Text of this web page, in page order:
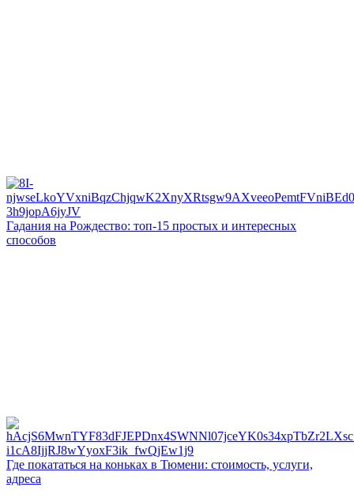
Гадания на Рождество: топ-15 простых и интересных
способов
Где покататься на коньках в Тюмени: стоимость, услуги,
адреса